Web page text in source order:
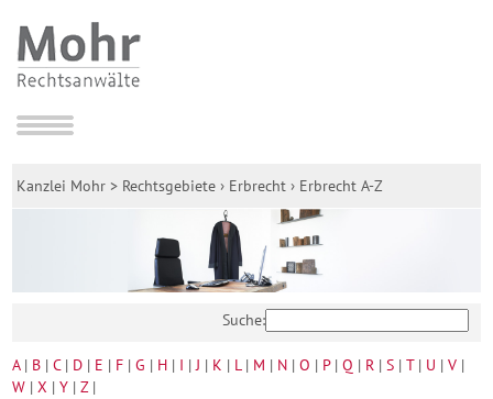
Kanzlei Mohr > Rechtsgebiete › Erbrecht › Erbrecht A-Z
Suche:
A| B |C| D | E | F |G | H | I |J | K | L| M | N |O | P|Q | R |S |T| U |V |
W |X |Y |Z|